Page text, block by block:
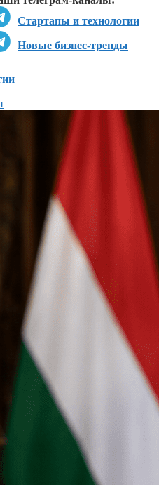
Стартапы и технологии
Новые бизнес-тренды